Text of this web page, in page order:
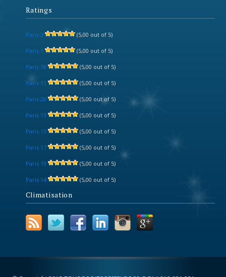
Ratings
Paris 3 (5,00 out of 5)
Paris 1 (5,00 out of 5)
Paris 18 (5,00 out of 5)
Paris 11 (5,00 out of 5)
Paris 20 (5,00 out of 5)
Paris 13 (5,00 out of 5)
Paris 15 (5,00 out of 5)
Paris 17 (5,00 out of 5)
Paris 19 (5,00 out of 5)
Paris 14 (5,00 out of 5)
Climatisation